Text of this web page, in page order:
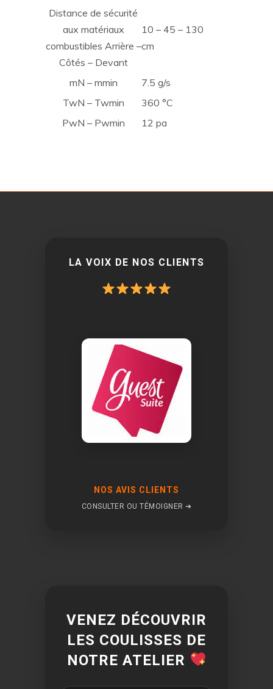
Distance de sécurité
aux matériaux
combustibles Arrière –
Côtés – Devant
10 – 45 – 130
cm
mN – mmin
7.5 g/s
TwN – Twmin
360 °C
PwN – Pwmin
12 pa
LA VOIX DE NOS CLIENTS
NOS AVIS CLIENTS
CONSULTER OU TÉMOIGNER ➔
VENEZ DÉCOUVRIR
LES COULISSES DE
NOTRE ATELIER